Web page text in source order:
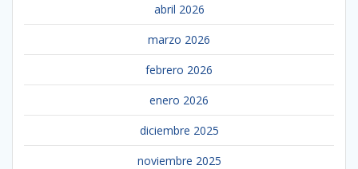
abril 2026
marzo 2026
febrero 2026
enero 2026
diciembre 2025
noviembre 2025